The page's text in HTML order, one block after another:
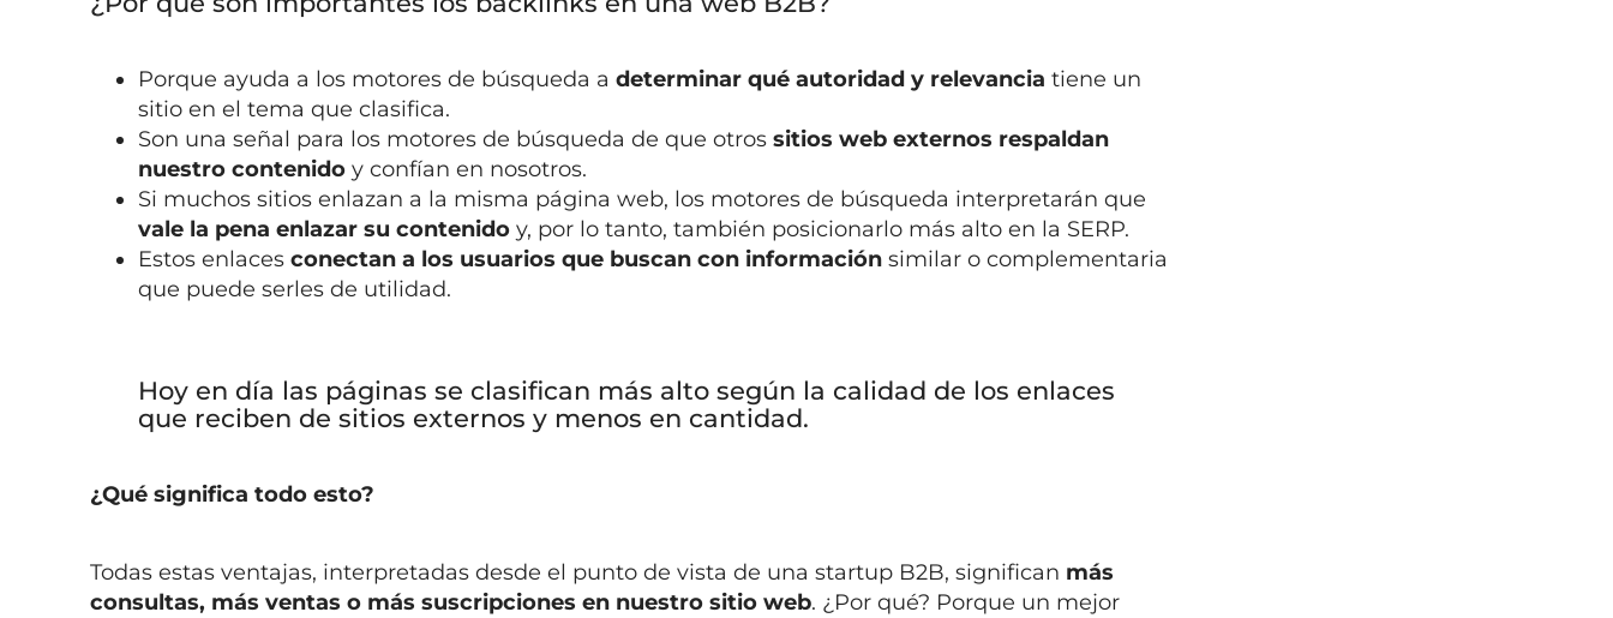
Porque ayuda a los motores de búsqueda a determinar qué autoridad y relevancia tiene un
sitio en el tema que clasifica.
Son una señal para los motores de búsqueda de que otros sitios web externos respaldan
nuestro contenido y confían en nosotros.
Si muchos sitios enlazan a la misma página web, los motores de búsqueda interpretarán que
vale la pena enlazar su contenido y, por lo tanto, también posicionarlo más alto en la SERP.
Estos enlaces conectan a los usuarios que buscan con información similar o complementaria
que puede serles de utilidad.
Hoy en día las páginas se clasifican más alto según la calidad de los enlaces
que reciben de sitios externos y menos en cantidad.
¿Qué significa todo esto?
Todas estas ventajas, interpretadas desde el punto de vista de una startup B2B, significan más
consultas, más ventas o más suscripciones en nuestro sitio web. ¿Por qué? Porque un mejor